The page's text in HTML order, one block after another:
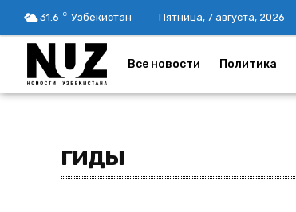
31.6 C Узбекистан Пятница, 7 августа, 2026
Все новости Политика
гиды